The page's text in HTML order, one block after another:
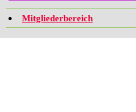
Mitgliederbereich